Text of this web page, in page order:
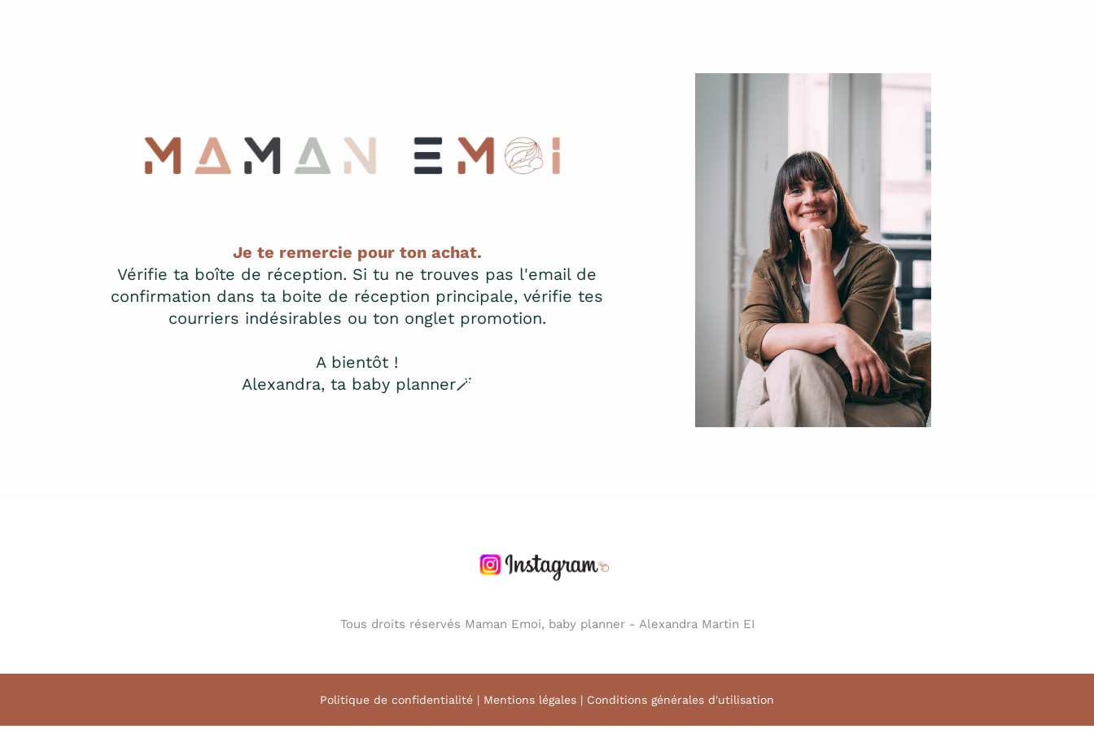
Je te remercie pour ton achat.
Vérifie ta boîte de réception. Si tu ne trouves pas l'email de
confirmation dans ta boite de réception principale, vérifie tes
courriers indésirables ou ton onglet promotion.
A bientôt !
Alexandra, ta baby planner🪄
Tous droits réservés Maman Emoi, baby planner - Alexandra Martin EI
Politique de confidentialité | Mentions légales | Conditions générales d'utilisation